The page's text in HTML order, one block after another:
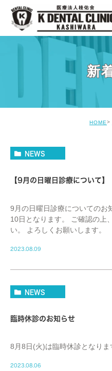
新
HOME
NEWS
【9月の日曜日診療について】
9月の日曜日診療についてのお
10日となります。 ご確認の上
い。 よろしくお願いします。
2023.08.09
NEWS
臨時休診のお知らせ
8月8日(火)は臨時休診となりま
2023.08.06